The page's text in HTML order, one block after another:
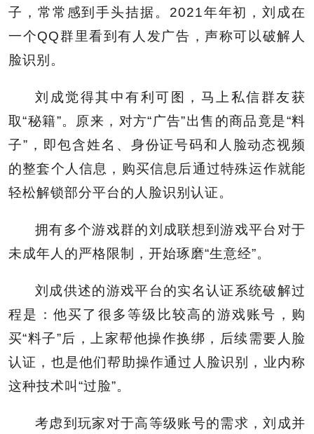
子，常常感到手头拮据。2021年年初，刘成在
一个QQ群里看到有人发广告，声称可以破解人
脸识别。
刘成觉得其中有利可图，马上私信群友获
取“秘籍”。原来，对方“广告”出售的商品竟是“料
子”，即包含姓名、身份证号码和人脸动态视频
的整套个人信息，购买信息后通过特殊运作就能
轻松解锁部分平台的人脸识别认证。
拥有多个游戏群的刘成联想到游戏平台对于
未成年人的严格限制，开始琢磨“生意经”。
刘成供述的游戏平台的实名认证系统破解过
程是：他买了很多等级比较高的游戏账号，购
买“料子”后，上家帮他操作换绑，后续需要人脸
认证，也是他们帮助操作通过人脸识别，业内称
这种技术叫“过脸”。
考虑到玩家对于高等级账号的需求，刘成并